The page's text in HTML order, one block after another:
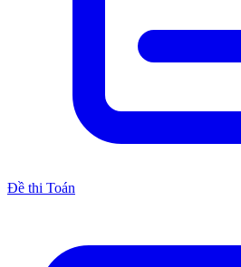
Đề thi Toán